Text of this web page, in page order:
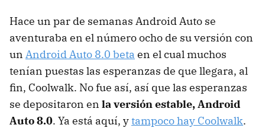
Hace un par de semanas Android Auto se
aventuraba en el número ocho de su versión con
un Android Auto 8.0 beta en el cual muchos
tenían puestas las esperanzas de que llegara, al
fin, Coolwalk. No fue así, así que las esperanzas
se depositaron en la versión estable, Android
Auto 8.0. Ya está aquí, ytampoco hay Coolwalk.